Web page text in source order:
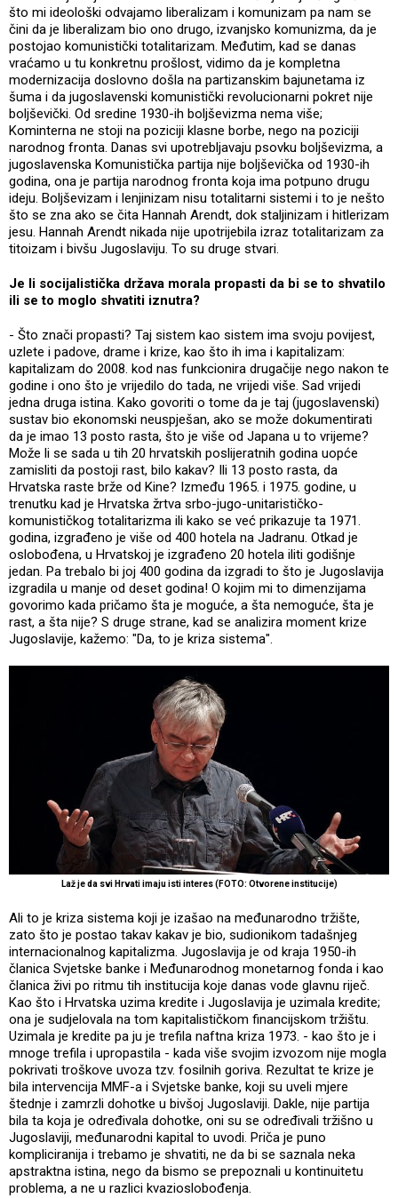
što mi ideološki odvajamo liberalizam i komunizam pa nam se
čini da je liberalizam bio ono drugo, izvanjsko komunizma, da je
postojao komunistički totalitarizam. Međutim, kad se danas
vraćamo u tu konkretnu prošlost, vidimo da je kompletna
modernizacija doslovno došla na partizanskim bajunetama iz
šuma i da jugoslavenski komunistički revolucionarni pokret nije
boljševički. Od sredine 1930-ih boljševizma nema više;
Kominterna ne stoji na poziciji klasne borbe, nego na poziciji
narodnog fronta. Danas svi upotrebljavaju psovku boljševizma, a
jugoslavenska Komunistička partija nije boljševička od 1930-ih
godina, ona je partija narodnog fronta koja ima potpuno drugu
ideju. Boljševizam i lenjinizam nisu totalitarni sistemi i to je nešto
što se zna ako se čita Hannah Arendt, dok staljinizam i hitlerizam
jesu. Hannah Arendt nikada nije upotrijebila izraz totalitarizam za
titoizam i bivšu Jugoslaviju. To su druge stvari.
Je li socijalistička država morala propasti da bi se to shvatilo
ili se to moglo shvatiti iznutra?
- Što znači propasti? Taj sistem kao sistem ima svoju povijest,
uzlete i padove, drame i krize, kao što ih ima i kapitalizam:
kapitalizam do 2008. kod nas funkcionira drugačije nego nakon te
godine i ono što je vrijedilo do tada, ne vrijedi više. Sad vrijedi
jedna druga istina. Kako govoriti o tome da je taj (jugoslavenski)
sustav bio ekonomski neuspješan, ako se može dokumentirati
da je imao 13 posto rasta, što je više od Japana u to vrijeme?
Može li se sada u tih 20 hrvatskih poslijeratnih godina uopće
zamisliti da postoji rast, bilo kakav? Ili 13 posto rasta, da
Hrvatska raste brže od Kine? Između 1965. i 1975. godine, u
trenutku kad je Hrvatska žrtva srbo-jugo-unitarističko-
komunističkog totalitarizma ili kako se već prikazuje ta 1971.
godina, izgrađeno je više od 400 hotela na Jadranu. Otkad je
oslobođena, u Hrvatskoj je izgrađeno 20 hotela iliti godišnje
jedan. Pa trebalo bi joj 400 godina da izgradi to što je Jugoslavija
izgradila u manje od deset godina! O kojim mi to dimenzijama
govorimo kada pričamo šta je moguće, a šta nemoguće, šta je
rast, a šta nije? S druge strane, kad se analizira moment krize
Jugoslavije, kažemo: "Da, to je kriza sistema".
Laž je da svi Hrvati imaju isti interes (FOTO: Otvorene institucije)
Ali to je kriza sistema koji je izašao na međunarodno tržište,
zato što je postao takav kakav je bio, sudionikom tadašnjeg
internacionalnog kapitalizma. Jugoslavija je od kraja 1950-ih
članica Svjetske banke i Međunarodnog monetarnog fonda i kao
članica živi po ritmu tih institucija koje danas vode glavnu riječ.
Kao što i Hrvatska uzima kredite i Jugoslavija je uzimala kredite;
ona je sudjelovala na tom kapitalističkom financijskom tržištu.
Uzimala je kredite pa ju je trefila naftna kriza 1973. - kao što je i
mnoge trefila i upropastila - kada više svojim izvozom nije mogla
pokrivati troškove uvoza tzv. fosilnih goriva. Rezultat te krize je
bila intervencija MMF-a i Svjetske banke, koji su uveli mjere
štednje i zamrzli dohotke u bivšoj Jugoslaviji. Dakle, nije partija
bila ta koja je određivala dohotke, oni su se određivali tržišno u
Jugoslaviji, međunarodni kapital to uvodi. Priča je puno
kompliciranija i trebamo je shvatiti, ne da bi se saznala neka
apstraktna istina, nego da bismo se prepoznali u kontinuitetu
problema, a ne u razlici kvazioslobođenja.